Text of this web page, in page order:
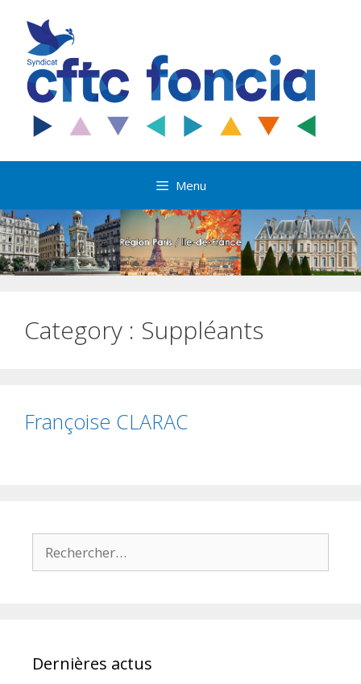
contenu
Menu
Category : Suppléants
Françoise CLARAC
Dernières actus